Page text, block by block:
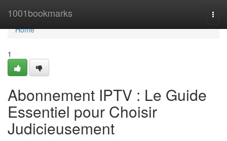
1001bookmarks
Home
Home
1
Abonnement IPTV : Le Guide
Essentiel pour Choisir
Judicieusement